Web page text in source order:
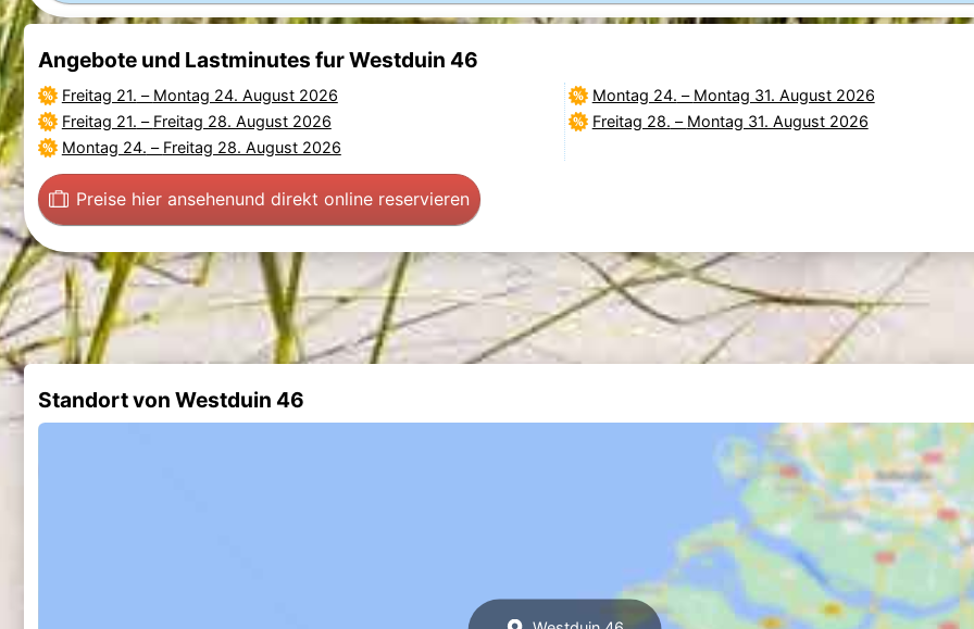
Angebote und Lastminutes fur Westduin 46
Freitag 21. – Montag 24. August 2026
Freitag 21. – Freitag 28. August 2026
Montag 24. – Freitag 28. August 2026
Montag 24. – Montag 31. August 2026
Freitag 28. – Montag 31. August 2026
Preise hier ansehenund direkt online reservieren
Standort von Westduin 46